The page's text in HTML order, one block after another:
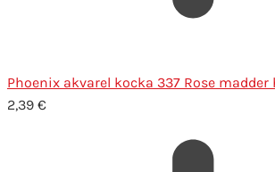
Phoenix akvarel kocka 337 Rose madder
2,39 €